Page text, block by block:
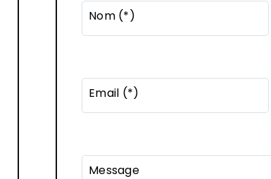
Nom (*)
Email (*)
Message